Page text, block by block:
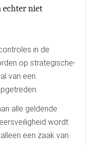
echter niet
in de
op strategische-
van een
alle geldende
wordt
een zaak van